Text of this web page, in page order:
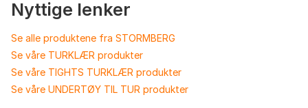
Nyttige lenker
Se alle produktene fra STORMBERG
Se våre TURKLÆR produkter
Se våre TIGHTS TURKLÆR produkter
Se våre UNDERTØY TIL TUR produkter